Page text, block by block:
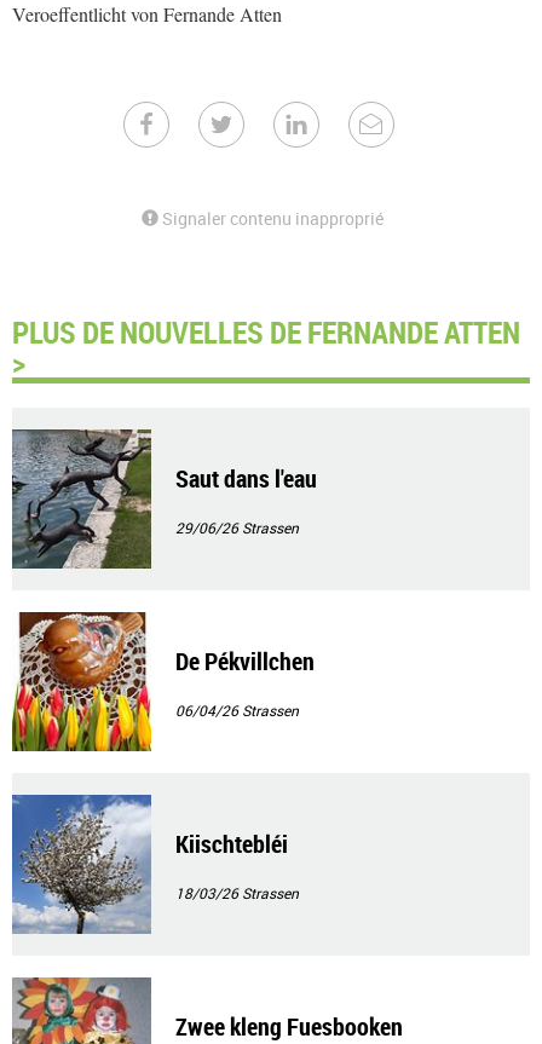
Veroeffentlicht von Fernande Atten
Signaler contenu inapproprié
PLUS DE NOUVELLES DE FERNANDE ATTEN
>
Saut dans l'eau
29/06/26Strassen
De Pékvillchen
06/04/26Strassen
Kiischtebléi
18/03/26Strassen
Zwee kleng Fuesbooken